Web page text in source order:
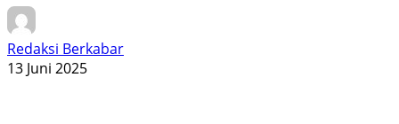
Redaksi Berkabar
13 Juni 2025